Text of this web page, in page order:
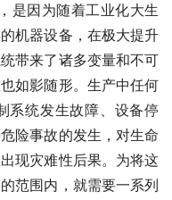
因为随着工业化大生
机器设备，在极大提升
带来了诸多变量和不可
如影随形。生产中任何
系统发生故障、设备停
险事故的发生，对生命
现灾难性后果。为将这
范围内，就需要一系列